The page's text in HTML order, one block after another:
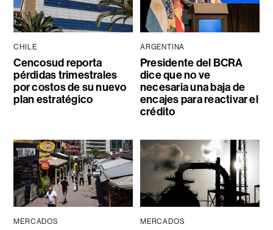
CHILE
Cencosud reporta
pérdidas trimestrales
por costos de su nuevo
plan estratégico
ARGENTINA
Presidente del BCRA
dice que no ve
necesaria una baja de
encajes para reactivar el
crédito
MERCADOS MERCADOS